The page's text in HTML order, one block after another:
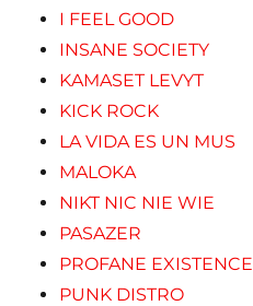
I FEEL GOOD
INSANE SOCIETY
KAMASET LEVYT
KICK ROCK
LA VIDA ES UN MUS
MALOKA
NIKT NIC NIE WIE
PASAZER
PROFANE EXISTENCE
PUNK DISTRO